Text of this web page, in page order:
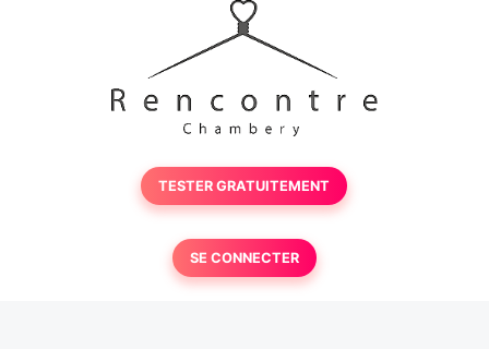
TESTER GRATUITEMENT
SE CONNECTER